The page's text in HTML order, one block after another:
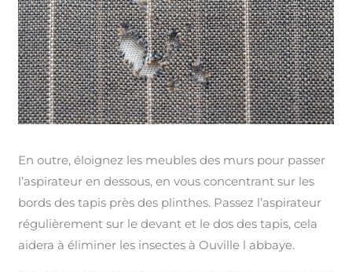
En outre, éloignez les meubles des murs pour passer
l’aspirateur en dessous, en vous concentrant sur les
bords des tapis près des plinthes. Passez l’aspirateur
régulièrement sur le devant et le dos des tapis, cela
aidera à éliminer les insectes à Ouville l abbaye.